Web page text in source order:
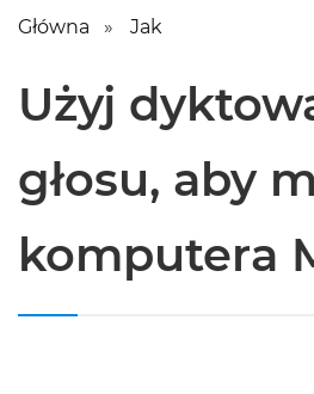
Główna Jak
Użyj
głosu, aby
komputera